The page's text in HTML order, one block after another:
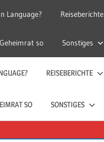
Language? Reiseberichte
so Sonstiges
REISEBERICHTE
SO SONSTIGES